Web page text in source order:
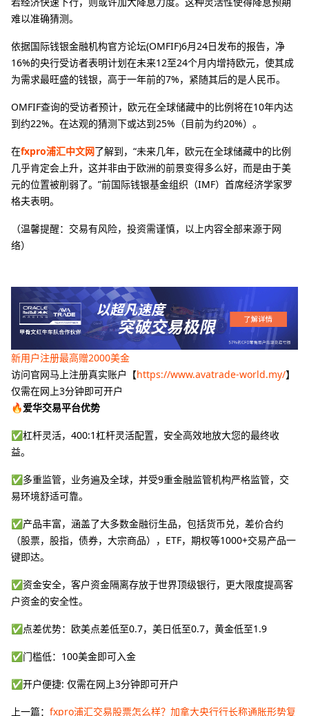
难以准确猜测。
依据国际钱银金融机构官方论坛(OMFIF)6月24日发布的报告，净
16%的央行受访者表明计划在未来12至24个月内增持欧元，使其成
为需求最旺盛的钱银，高于一年前的7%，紧随其后的是人民币。
OMFIF查询的受访者预计，欧元在全球储藏中的比例将在10年内达
到约22%。在达观的猜测下或达到25%（目前为约20%）。
在fxpro浦汇中文网了解到，“未来几年，欧元在全球储藏中的比例
几乎肯定会上升，这并非由于欧洲的前景变得多么好，而是由于美
元的位置被削弱了。”前国际钱银基金组织（IMF）首席经济学家罗
格夫表明。
（温馨提醒：交易有风险，投资需谨慎，以上内容全部来源于网
络）
新用户注册最高赠2000美金
访问官网马上注册真实账户【https://www.avatrade-world.my/】
仅需在网上3分钟即可开户
🔥爱华交易平台优势
✅杠杆灵活，400:1杠杆灵活配置，安全高效地放大您的最终收
益。
✅多重监管，业务遍及全球，并受9重金融监管机构严格监管，交
易环境舒适可靠。
✅产品丰富，涵盖了大多数金融衍生品，包括货币兑，差价合约
（股票，股指，债券，大宗商品），ETF，期权等1000+交易产品一
键即达。
✅资金安全，客户资金隔离存放于世界顶级银行，更大限度提高客
户资金的安全性。
✅点差优势：欧美点差低至0.7，美日低至0.7，黄金低至1.9
✅门槛低：100美金即可入金
✅开户便捷: 仅需在网上3分钟即可开户
上一篇： fxpro浦汇交易股票怎么样？加拿大央行行长称通胀形势复